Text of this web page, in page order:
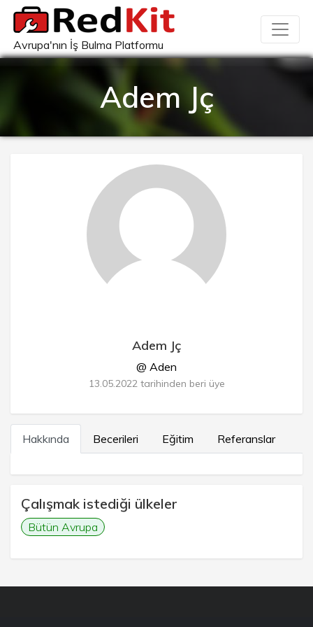
Avrupa'nın İş Bulma Platformu
Adem Jç
Adem Jç
@ Aden
13.05.2022 tarihinden beri üye
Hakkında Becerileri Eğitim Referanslar
Çalışmak istediği ülkeler
Bütün Avrupa